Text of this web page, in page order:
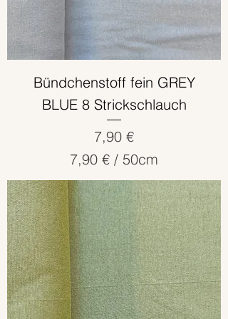
t
m
e
t
e
r
Bündchenstoff fein GREY
BLUE 8 Strickschlauch
Preis
7,90 €
7,90 € / 50cm
7
,
9
0
€
p
r